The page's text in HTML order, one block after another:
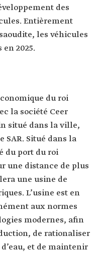
des
Entièrement
les véhicules
2025.
du roi
la société Ceer
situé dans la ville,
SAR. Situé dans la
du port du roi
une distance de plus
une usine de
L’usine est en
aux normes
modernes, afin
de rationaliser
et de maintenir